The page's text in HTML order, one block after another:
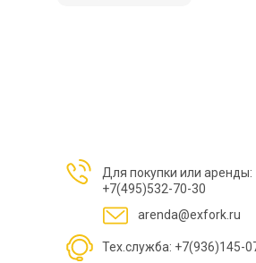
Для покупки или аренды:
+7(495)532-70-30
arenda@exfork.ru
Тех.служба: +7(936)145-